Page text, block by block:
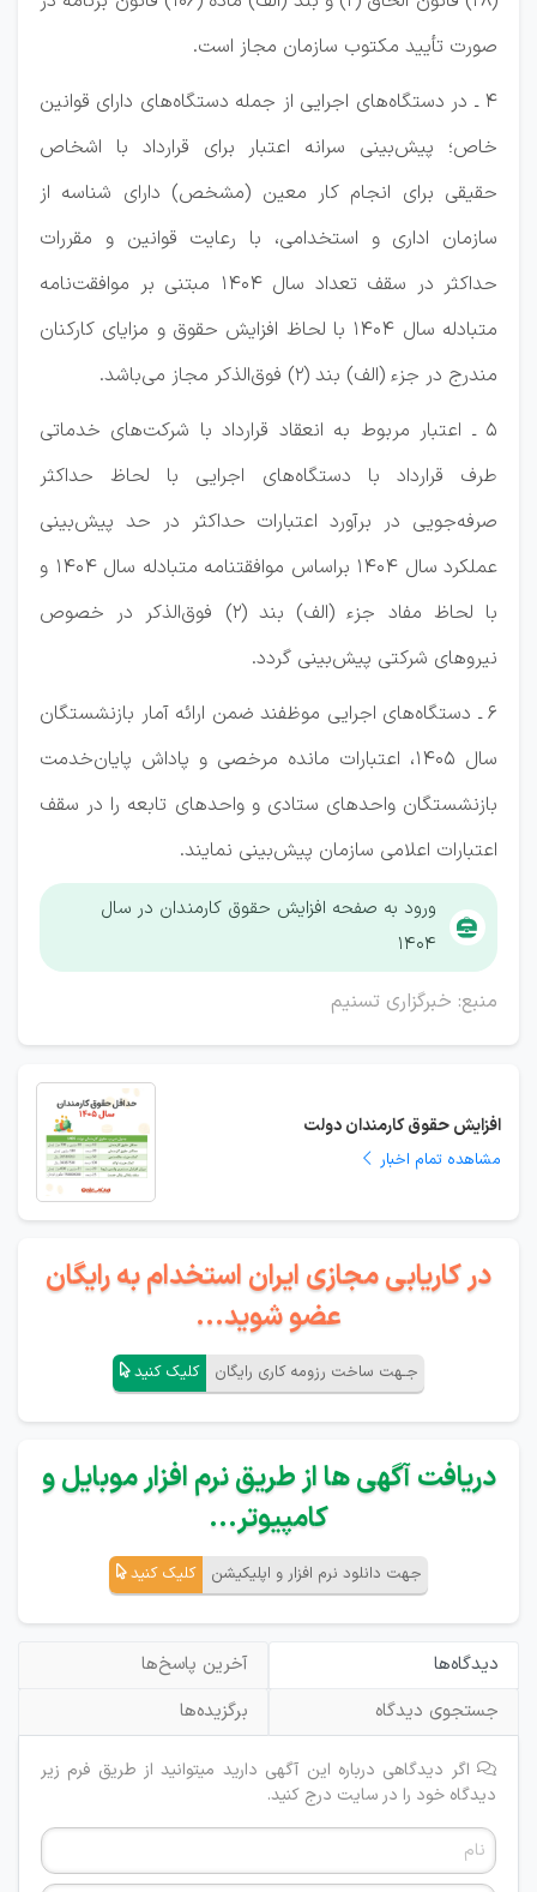
صورت تأیید مکتوب سازمان مجاز است.
4 ـ در دستگاه‌های اجرایی از جمله دستگاه‌های دارای قوانین
خاص؛ پیش‌بینی سرانه اعتبار برای قرارداد با اشخاص
حقیقی برای انجام کار معین (مشخص) دارای شناسه از
سازمان اداری و استخدامی، با رعایت قوانین و مقررات
حداکثر در سقف تعداد سال 1404 مبتنی بر موافقت‌نامه
متبادله سال 1404 با لحاظ افزایش حقوق و مزایای کارکنان
مندرج در جزء (الف) بند (2) فوق‌الذکر مجاز می‌باشد.
5 ـ اعتبار مربوط به انعقاد قرارداد با شرکت‌های خدماتی
طرف قرارداد با دستگاه‌های اجرایی با لحاظ حداکثر
صرفه‌جویی در برآورد اعتبارات حداکثر در حد پیش‌بینی
عملکرد سال 1404 براساس موافقتنامه متبادله سال 1404 و
با لحاظ مفاد جزء (الف) بند (2) فوق‌الذکر در خصوص
نیروهای شرکتی پیش‌بینی گردد.
6 ـ دستگاه‌های اجرایی موظفند ضمن ارائه آمار بازنشستگان
سال 1405، اعتبارات مانده مرخصی و پاداش پایان‌خدمت
بازنشستگان واحدهای ستادی و واحدهای تابعه را در سقف
اعتبارات اعلامی سازمان پیش‌بینی نمایند.
ورود به صفحه افزایش حقوق کارمندان در سال
۱۴۰۴
منبع: خبرگزاری تسنیم
افزایش حقوق کارمندان دولت
مشاهده تمام اخبار
در کاریابی مجازی ایران استخدام به رایگان
عضو شوید...
جـهت ساخت رزومه کاری رایگان کلیک کنید
دریافت آگهی ها از طریق نرم افزار موبایل و
کامپیوتر...
جهت دانلود نرم افزار و اپلیکیشن کلیک کنید
دیدگاه‌ها
آخرین پاسخ‌ها
جستجوی دیدگاه
برگزیده‌ها
اگر دیدگاهی درباره این آگهی دارید میتوانید از طریق فرم زیر
دیدگاه خود را در سایت درج کنید.